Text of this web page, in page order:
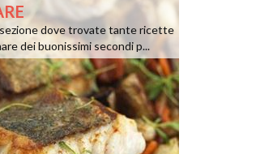
sezione dove trovate tante ricette
dei buonissimi secondi p...